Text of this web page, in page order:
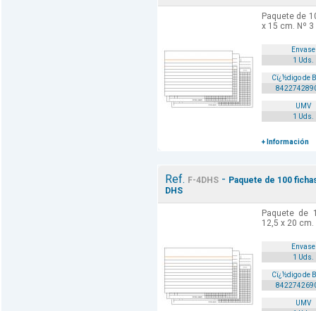
Paquete de
x 15 cm. Nº 3
Envase
1 Uds.
Cï¿½digo de
UMV
1 Uds.
+ Información
Ref. F-4DHS- Paquete de 100
DHS
Paquete de
12,5 x 20 cm.
Envase
1 Uds.
Cï¿½digo de
UMV